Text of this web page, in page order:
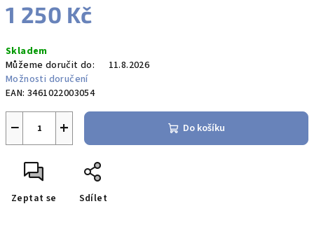
1 250 Kč
cena:
Skladem
Můžeme doručit do:
11.8.2026
Možnosti doručení
EAN: 3461022003054
+
− Do košíku
Zeptat se Sdílet